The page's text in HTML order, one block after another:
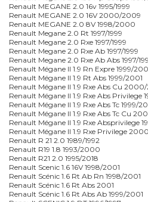
Renault MEGANE 2.0 16v 1995/1999
Renault MEGANE 2.0 16V 2000/2009
Renault MEGANE 2.0 8V 1998/2000
Renault Megane 2.0 Rt 1997/1999
Renault Megane 2.0 Rxe 1997/1999
Renault Megane 2.0 Rxe Ab 1997/1999
Renault Megane 2.0 Rxe Ab Abs 1997/
Renault Mégane II 1.9 Rn Expre 1999/
Renault Mégane II 1.9 Rt Abs 1999/2001
Renault Mégane II 1.9 Rxe Abs Cu
Renault Mégane II 1.9 Rxe Abs Privilege
Renault Mégane II 1.9 Rxe Abs Tc 1999/
Renault Mégane II 1.9 Rxe Abs Tc Cu
Renault Mégane II 1.9 Rxe Absprivilege
Renault Mégane II 1.9 Rxe Privilege
Renault R 21 2.0 1989/1992
Renault R19 1.8 1993/2000
Renault R21 2.0 1995/2018
Renault Scenic 1.6 16V 1998/2001
Renault Scénic 1.6 Rt Ab Rn 1998/2001
Renault Scénic 1.6 Rt Abs 2001
Renault Scénic 1.6 Rt Abs Ab 1999/2001